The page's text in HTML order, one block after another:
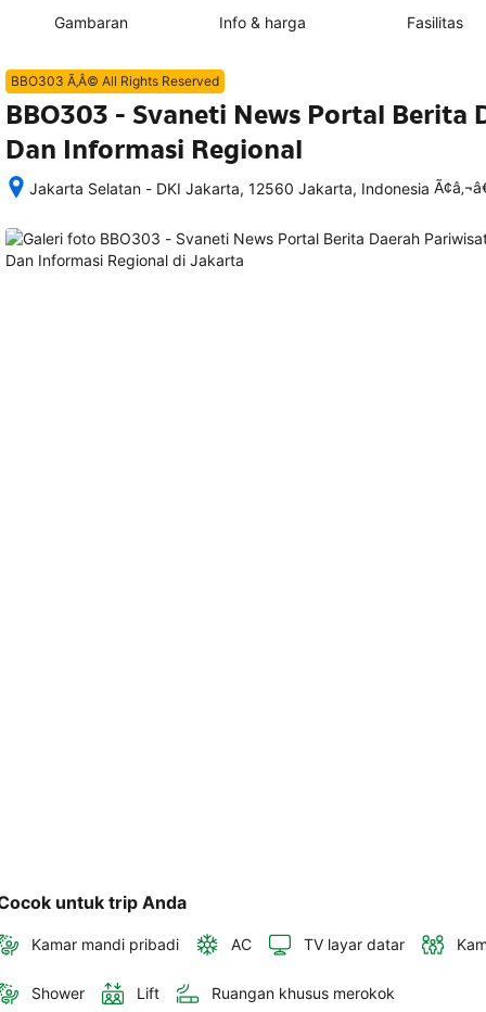
Gambaran Info & harga Fasilitas
BBO303 Ã‚Â© All Rights Reserved
BBO303 - Svaneti News Portal Berita
Dan Informasi Regional
Jakarta Selatan - DKI Jakarta, 12560 Jakarta, Indonesia
memesan,
semua
untuk trip Anda
Kamar mandi pribadi AC TV layar datar
Shower Lift Ruangan khusus merokok